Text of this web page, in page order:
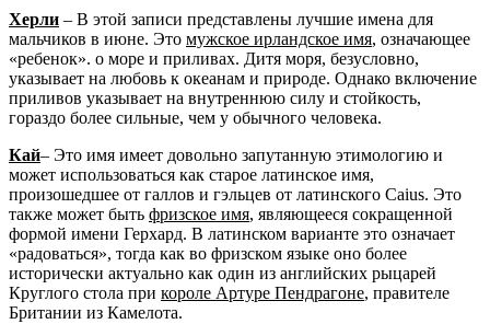
Херли – В этой записи представлены лучшие имена для
мальчиков в июне. Это мужское ирландское имя, означающее
«ребенок». о море и приливах. Дитя моря, безусловно,
указывает на любовь к океанам и природе. Однако включение
приливов указывает на внутреннюю силу и стойкость,
гораздо более сильные, чем у обычного человека.
Кай– Это имя имеет довольно запутанную этимологию и
может использоваться как старое латинское имя,
произошедшее от галлов и гэльцев от латинского Caius. Это
также может быть фризское имя, являющееся сокращенной
формой имени Герхард. В латинском варианте это означает
«радоваться», тогда как во фризском языке оно более
исторически актуально как один из английских рыцарей
Круглого стола при короле Артуре Пендрагоне, правителе
Британии из Камелота.